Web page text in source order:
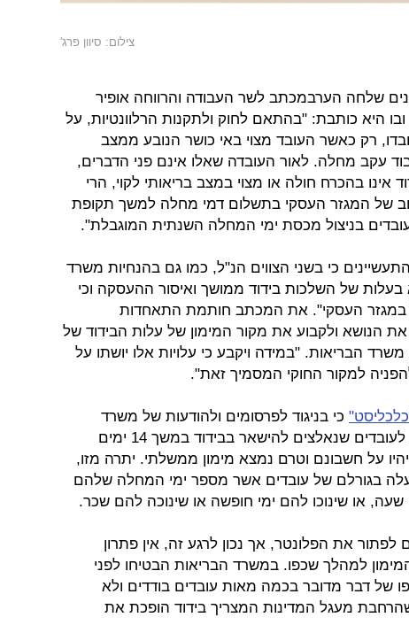
צילום: סיוון פרג'
שלחה הערבמכתב לשר העבודה והרווחה אופיר
ובו היא כותבת: "בהתאם לחוק ולתקנות הרלוונטיות, על
רק כאשר העובד מצוי באי כושר הנובע ממצב
עקב מחלה. לאור העובדה שאלו אינם פני הדברים,
אינו בהכרח חולה או מצוי במצב בריאותי לקוי, הרי
של המגזר העסקי בתשלום דמי מחלה למשך תקופת
בניצול מכסת ימי המחלה השנתית המוגבלת".
כי בשני הצווים הנ"ל, כמו גם בהנחיות משרד
של השלכות בידוד ממושך ואיסור ההעסקה וכי
במגזר העסקי". את המכתב חותמת התאחדות
הנושא ולקבוע את מקור המימון של עלות הבידוד של
הבריאות. "במידה ויקבע כי עלויות אלו יושתו על
למקור החוקי המסמיך זאת".
כי בניגוד לפרסומים ולהודעות של משרד
הבריאות, ימי המחלה שינוכו לעובדים שנאלצים להישאר בבידוד במשך 14 ימים
על חשבונם וטרם נמצא מימון ממשלתי. יתרה מזו,
בגורלם של עובדים אשר מספר ימי המחלה שלהם
לפתור את הפלונטר, אך נכון לרגע זה, אין פתרון
למהלך שכפו. במשרד הבריאות הבטיחו לפני
של דבר מדובר בכמה מאות עובדים בודדים ולא
מעגל המדינות המצריך בידוד הופכת את